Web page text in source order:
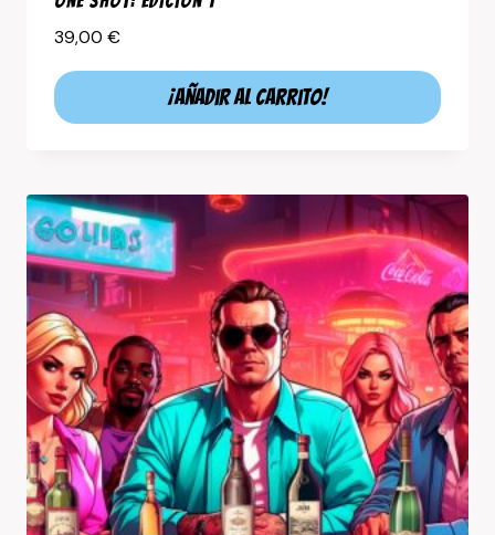
39,00 €
¡Añadir al carrito!